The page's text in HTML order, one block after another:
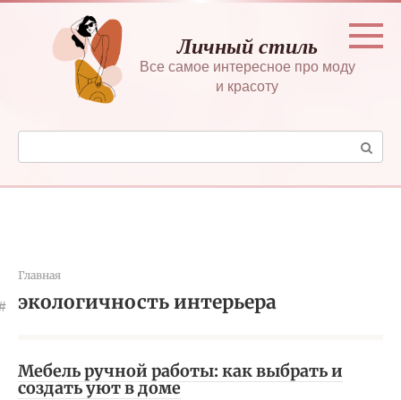
Перейти
контенту
Личный стиль
Все самое интересное про моду
и красоту
Поиск:
Главная
экологичность интерьера
Мебель ручной работы: как выбрать и
создать уют в доме